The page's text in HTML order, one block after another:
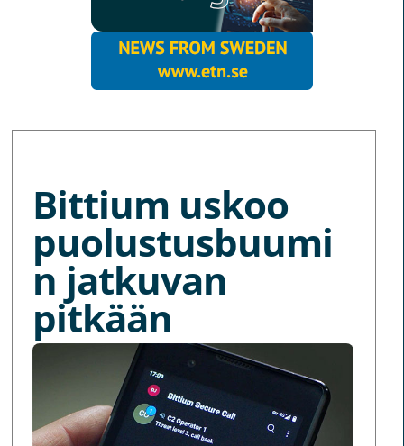
Bittium uskoo
puolustusbuumi
n jatkuvan
pitkään